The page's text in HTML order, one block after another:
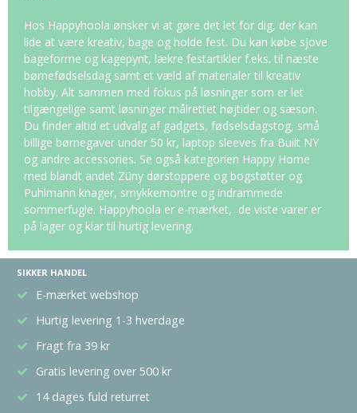
Hos Happyhoola ønsker vi at gøre det let for dig, der kan
lide at være kreativ, bage og holde fest. Du kan købe sjove
bageforme og kagepynt, lækre festartikler f.eks. til næste
børnefødselsdag samt et væld af materialer til kreativ
hobby. Alt sammen med fokus på løsninger som er let
tilgængelige samt løsninger målrettet højtider og sæson.
Du finder altid et udvalg af gadgets, fødselsdagstog, små
billige børnegaver under 50 kr, laptop sleeves fra Built NY
og andre accessories. Se også kategorien Happy Home
med blandt andet Züny dørstoppere og bogstøtter og
Puhlmann knager, smykkemontre og indrammede
sommerfugle. Happyhoola er e-mærket, de viste varer er
på lager og klar til hurtig levering.
SIKKER HANDEL
E-mærket webshop
Hurtig levering 1-3 hverdage
Fragt fra 39 kr
Gratis levering over 500 kr
14 dages fuld returret